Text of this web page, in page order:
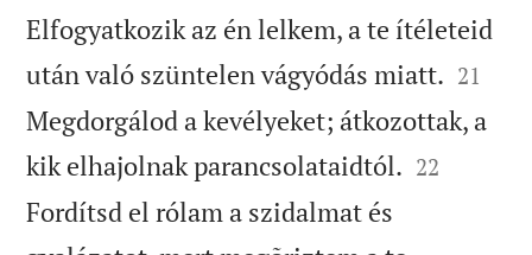
Elfogyatkozik az én lelkem, a te ítéleteid
után való szüntelen vágyódás miatt. 

21
Megdorgálod a kevélyeket; átkozottak, a
kik elhajolnak parancsolataidtól. 

22
Fordítsd el rólam a szidalmat és